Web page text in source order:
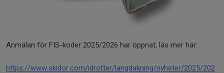
Anmälan för FIS-koder 2025/2026 har öppnat, läs mer här:
https://www.skidor.com/idrotter/langdakning/nyheter/2025/202